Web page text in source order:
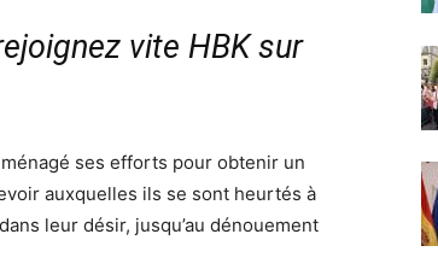
vite HBK sur
ménagé ses efforts pour obtenir un
auxquelles ils se sont heurtés à
leur désir, jusqu’au dénouement